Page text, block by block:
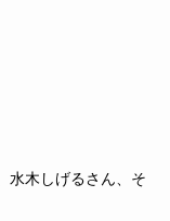
水木しげるさん、そ